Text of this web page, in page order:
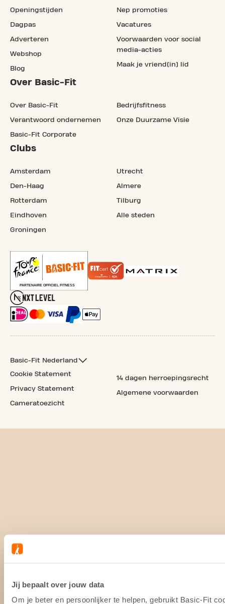
Jij bepaalt over jouw data
Om je beter en persoonlijker te helpen, gebruikt Basic-Fit
Openingstijden
Dagpas
Adverteren
Webshop
Blog
Nep promoties
Vacatures
Voorwaarden voor social
media-acties
Maak je vriend(in) lid
Over Basic-Fit
Over Basic-Fit
Verantwoord ondernemen
Basic-Fit Corporate
Bedrijfsfitness
Onze Duurzame Visie
Clubs
Amsterdam
Den-Haag
Rotterdam
Eindhoven
Groningen
Utrecht
Almere
Tilburg
Alle steden
Basic-Fit Nederland
Cookie Statement
Privacy Statement
Cameratoezicht
14 dagen herroepingsrecht
Algemene voorwaarden